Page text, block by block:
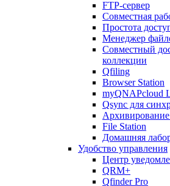
FTP-сервер
Совместная
Простота
Менеджер
Совместный
коллекции
Qfiling
Browser Station
myQNAPcloud
Qsync для
File Station
Домашняя
Удобство управления
Центр
QRM+
Qfinder Pro